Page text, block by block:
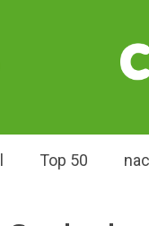
Top 50